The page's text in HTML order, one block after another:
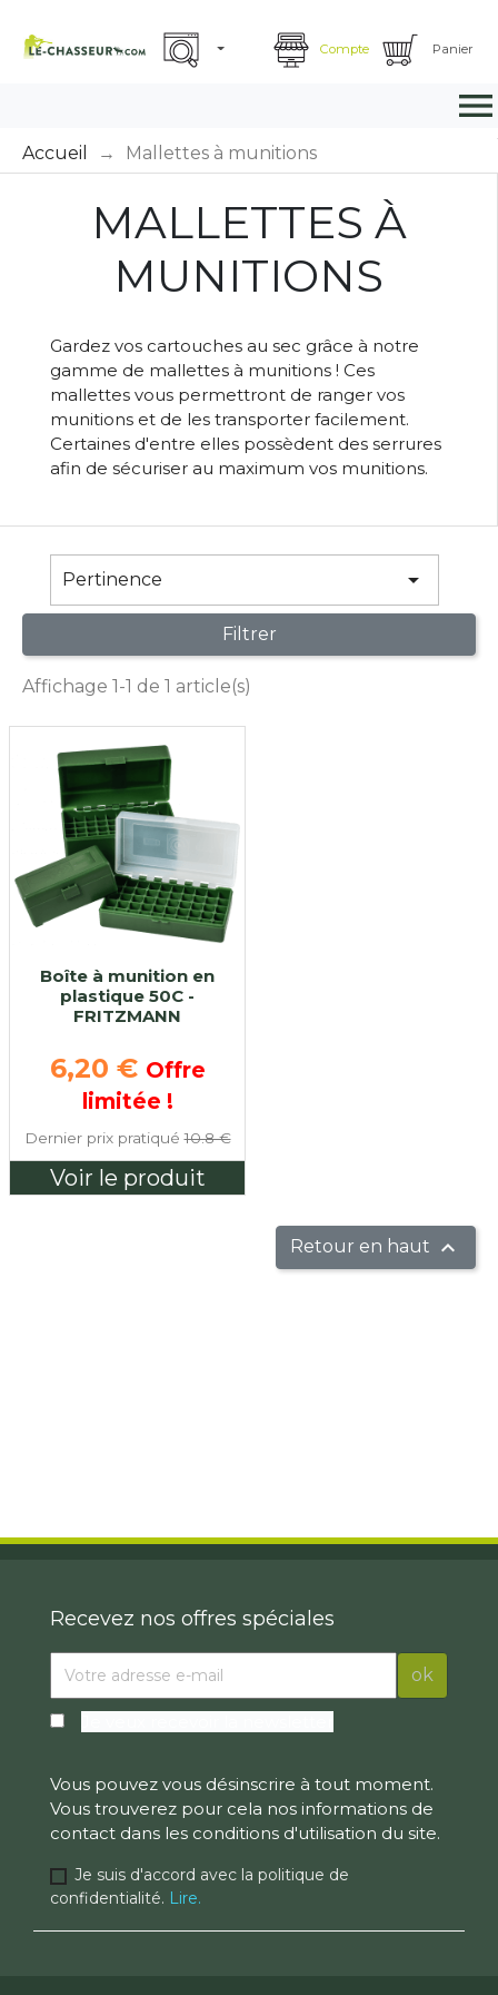
Compte Panier

Accueil Mallettes à munitions
MALLETTES À
MUNITIONS
Gardez vos cartouches au sec grâce à notre
gamme de mallettes à munitions ! Ces
mallettes vous permettront de ranger vos
munitions et de les transporter facilement.
Certaines d'entre elles possèdent des serrures
afin de sécuriser au maximum vos munitions.
Pertinence 
Filtrer
Affichage 1-1 de 1 article(s)
Boîte à munition en
plastique 50C -
FRITZMANN
Prix de base
6,20 € Offre
limitée !
Dernier prix pratiqué10.8 €
Voir le produit
Retour en haut 
Recevez nos offres spéciales
Vous pouvez vous désinscrire à tout moment.
Vous trouverez pour cela nos informations de
contact dans les conditions d'utilisation du site.
Je suis d'accord avec la politique de
confidentialité. Lire.